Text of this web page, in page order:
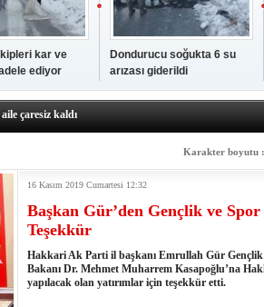
kar ve
ediyor
Dondurucu soğukta 6 su
arızası giderildi
sendika temsilcilerini ağırladı
Ufuk Turan görevine başladı
serinlik yolculuğu
için geleceğe yatırım yapıyoruz
Çifte Gurur
izini köylüler buldu
aşılanıyor
kış manzarası
tarihi güreş finali
görevden aldı
şampiyonluk mücadelesi start aldı
Karakter boyutu :
16 Kasım 2019 Cumartesi 12:32
Başkan Gür’den Gençlik ve Spor
Teşekkür
Hakkari Ak Parti il başkanı Emrullah Gür Gençlik
Bakanı Dr. Mehmet Muharrem Kasapoğlu’na
yapılacak olan yatırımlar için teşekkür etti.